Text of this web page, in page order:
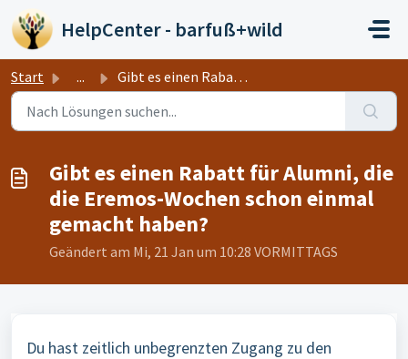
Zum hauptsächlichen Inhalt gehen
HelpCenter - barfuß+wild
Start ... Gibt es einen Rabatt für Alumni, die die Eremos-Wochen sc...
Gibt es einen Rabatt für Alumni, die
die Eremos-Wochen schon einmal
gemacht haben?
Geändert am Mi, 21 Jan um 10:28 VORMITTAGS
Du hast zeitlich unbegrenzten Zugang zu den